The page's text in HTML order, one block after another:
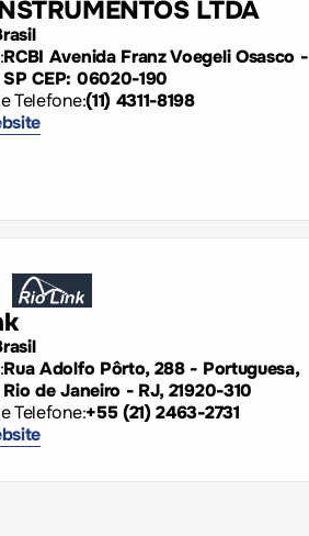
LTDA
RCBI Avenida Franz Voegeli Osasco -
SP CEP: 06020-190
Telefone:(11) 4311-8198
Rua Adolfo Pôrto, 288 - Portuguesa,
Rio de Janeiro - RJ, 21920-310
Telefone:+55 (21) 2463-2731